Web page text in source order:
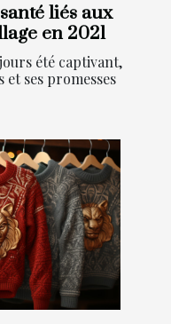
liés aux
en 2021
été captivant,
et ses promesses